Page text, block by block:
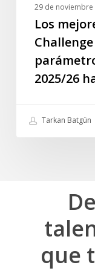
Temporada
2025/26
hasta
29 de noviembre
Los
2025/26
Tarkan Batgün
que